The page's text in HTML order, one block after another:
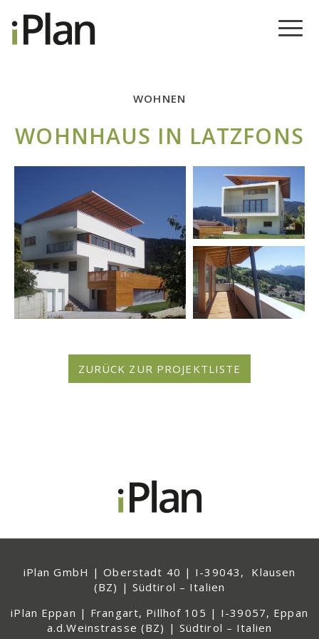
WOHNEN
WOHNHAUS IN LATZFONS
iPlan GmbH | Oberstadt 40 | I-39043, Klausen
(BZ) | Südtirol – Italien
iPlan Eppan | Frangart, Pillhof 105 | I-39057, Eppan
a.d.Weinstrasse (BZ) | Südtirol – Italien